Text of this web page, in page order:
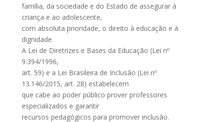
família, da sociedade e do Estado de assegurar à
criança e ao adolescente,
com absoluta prioridade, o direito à educação e à
dignidade.
A Lei de Diretrizes e Bases da Educação (Lei nº
9.394/1996,
art. 59) e a Lei Brasileira de Inclusão (Lei nº
13.146/2015, art. 28) estabelecem
que cabe ao poder público prover professores
especializados e garantir
recursos pedagógicos para promover inclusão.